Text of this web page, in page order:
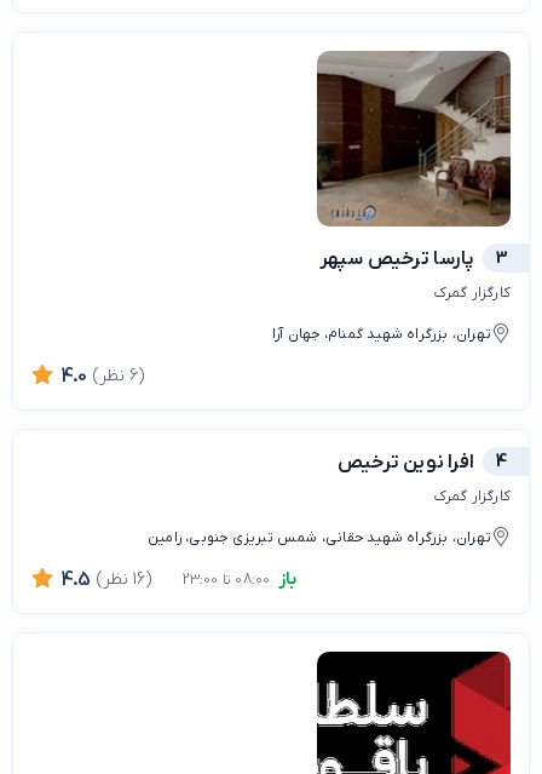
3 پارسا ترخیص سپهر
کارگزار گمرک
تهران، بزرگراه شهید گمنام، جهان آرا
4.0 (6 نظر)
4 افرا نوین ترخیص
کارگزار گمرک
تهران، بزرگراه شهید حقانی، شمس تبریزی جنوبی، رامین
باز 4.5 (16 نظر)